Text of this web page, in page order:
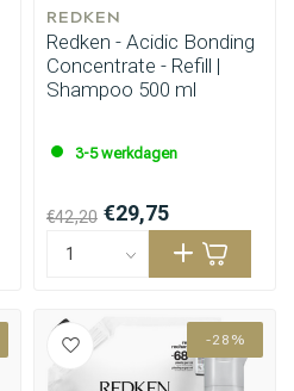
REDKEN
Redken - Acidic Bonding
Concentrate - Refill |
Shampoo 500 ml
3-5 werkdagen
€42,20 €29,75
-28%